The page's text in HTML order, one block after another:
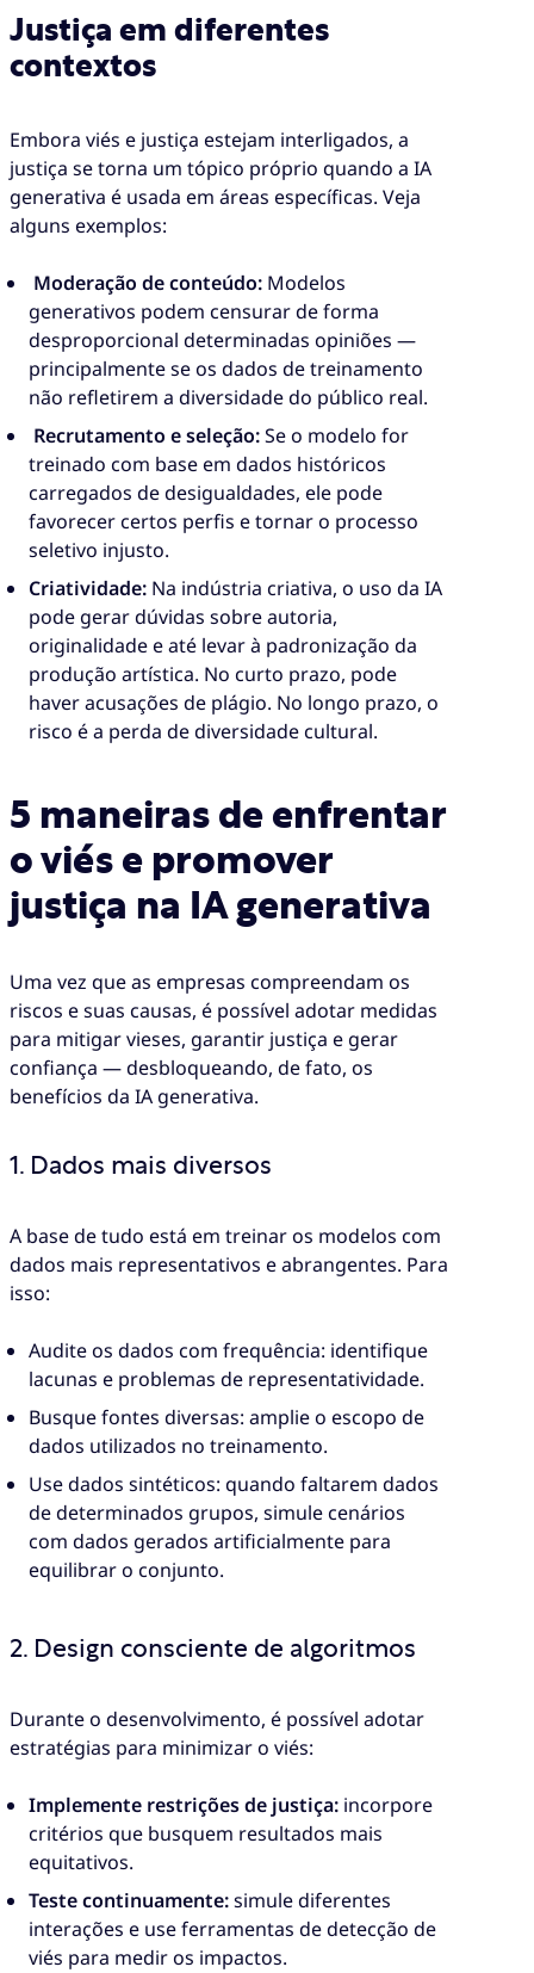
Justiça em diferentes
contextos
Embora viés e justiça estejam interligados, a
justiça se torna um tópico próprio quando a IA
generativa é usada em áreas específicas. Veja
alguns exemplos:
Moderação de conteúdo: Modelos
generativos podem censurar de forma
desproporcional determinadas opiniões —
principalmente se os dados de treinamento
não refletirem a diversidade do público real.
Recrutamento e seleção:Se o modelo for
treinado com base em dados históricos
carregados de desigualdades, ele pode
favorecer certos perfis e tornar o processo
seletivo injusto.
Criatividade: Na indústria criativa, o uso da IA
pode gerar dúvidas sobre autoria,
originalidade e até levar à padronização da
produção artística. No curto prazo, pode
haver acusações de plágio. No longo prazo, o
risco é a perda de diversidade cultural.
5 maneiras de enfrentar
o viés e promover
justiça na IA generativa
Uma vez que as empresas compreendam os
riscos e suas causas, é possível adotar medidas
para mitigar vieses, garantir justiça e gerar
confiança — desbloqueando, de fato, os
benefícios da IA generativa.
1. Dados mais diversos
A base de tudo está em treinar os modelos com
dados mais representativos e abrangentes. Para
isso:
Audite os dados com frequência: identifique
lacunas e problemas de representatividade.
Busque fontes diversas: amplie o escopo de
dados utilizados no treinamento.
Use dados sintéticos: quando faltarem dados
de determinados grupos, simule cenários
com dados gerados artificialmente para
equilibrar o conjunto.
2. Design consciente de algoritmos
Durante o desenvolvimento, é possível adotar
estratégias para minimizar o viés:
Implemente restrições de justiça: incorpore
critérios que busquem resultados mais
equitativos.
Teste continuamente:simule diferentes
interações e use ferramentas de detecção de
viés para medir os impactos.